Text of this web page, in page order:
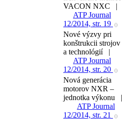
VACON NXC |
ATP Journal
12/2014, str. 19
()
Nové výzvy pri
konštrukcii strojov
a technológií |
ATP Journal
12/2014, str. 20
()
Nová generácia
motorov NXR –
jednotka výkonu |
ATP Journal
12/2014, str. 21
()